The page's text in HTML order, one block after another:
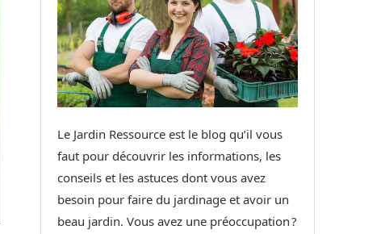
Le Jardin Ressource est le blog qu’il vous
faut pour découvrir les informations, les
conseils et les astuces dont vous avez
besoin pour faire du jardinage et avoir un
beau jardin. Vous avez une préoccupation ?